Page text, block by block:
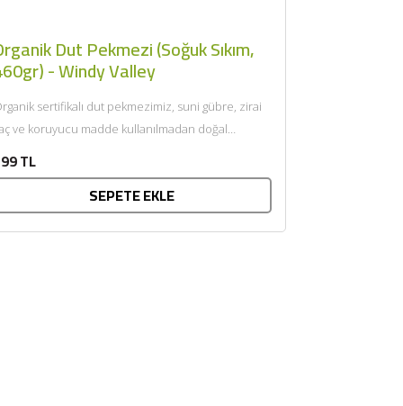
Dut Pekmezi (Soğuk Sıkım,
- Windy Valley
sertifikalı dut pekmezimiz, suni gübre, zirai
ve koruyucu madde kullanılmadan doğal
TL
SEPETE EKLE